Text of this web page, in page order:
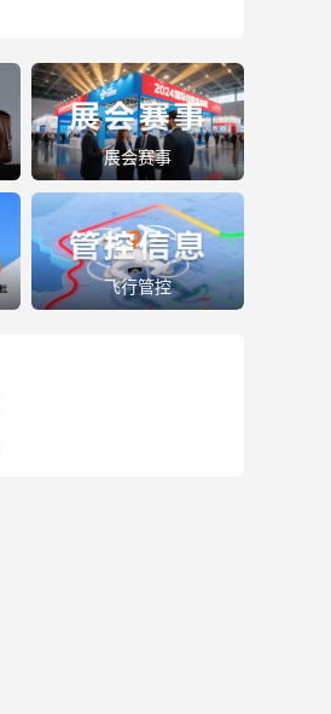
展会赛事
飞行管控